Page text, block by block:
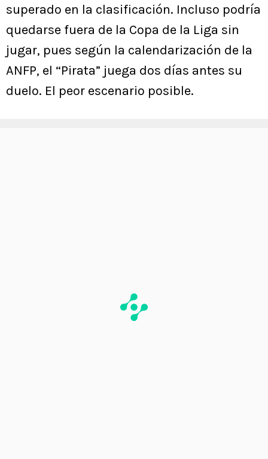
superado en la clasificación. Incluso podría
quedarse fuera de la Copa de la Liga sin
jugar, pues según la calendarización de la
ANFP, el “Pirata” juega dos días antes su
duelo. El peor escenario posible.